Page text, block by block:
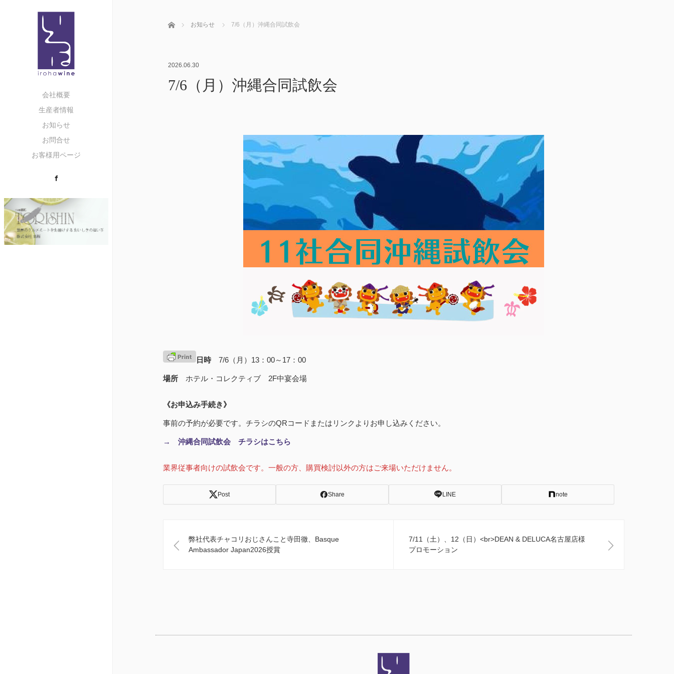
会社概要
生産者情報
お知らせ
お問合せ
お客様用ページ
ホーム お知らせ 7/6（月）沖縄合同試飲会
2026.06.30
7/6（月）沖縄合同試飲会
日時 7/6（月）13：00～17：00
場所 ホテル・コレクティブ 2F中宴会場
《お申込み手続き》
事前の予約が必要です。チラシのQRコードまたはリンクよりお申し込みください。
→ 沖縄合同試飲会 チラシはこちら
業界従事者向けの試飲会です。一般の方、購買検討以外の方はご来場いただけません。
Post Share LINE note
弊社代表チャコリおじさんこと寺田徹、Basque
Ambassador Japan2026授賞
7/11（土）、12（日）<br>DEAN & DELUCA名古屋店様
プロモーション